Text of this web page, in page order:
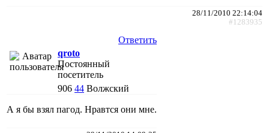
28/11/2010 22:14:04
#1283935
Ответить
qroto
Постоянный
посетитель
906 44 Волжский
А я бы взял пагод. Нравтся они мне.